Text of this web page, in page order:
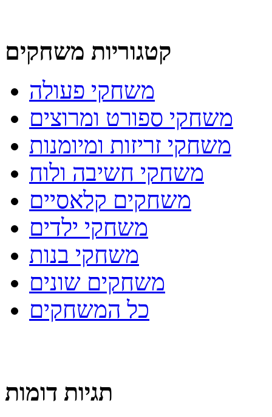
קטגוריות משחקים
משחקי פעולה
משחקי ספורט ומרוצים
משחקי זריזות ומיומנות
משחקי חשיבה ולוח
משחקים קלאסיים
משחקי ילדים
משחקי בנות
משחקים שונים
כל המשחקים
תגיות דומות